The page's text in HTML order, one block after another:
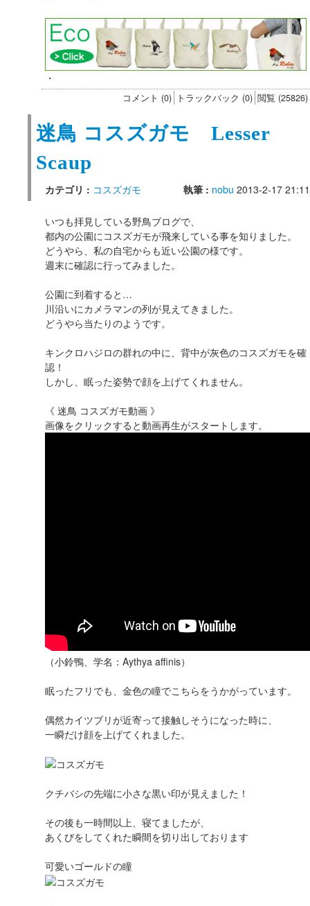
・
コメント (0) トラックバック (0) 閲覧 (25826)
迷鳥 コスズガモ Lesser
Scaup
カテゴリ : コスズガモ 執筆 : nobu 2013-2-17 21:11
いつも拝見している野鳥ブログで、
都内の公園にコスズガモが飛来している事を知りました。
どうやら、私の自宅からも近い公園の様です。
週末に確認に行ってみました。
公園に到着すると…
川沿いにカメラマンの列が見えてきました。
どうやら当たりのようです。
キンクロハジロの群れの中に、背中が灰色のコスズガモを確
認！
しかし、眠った姿勢で顔を上げてくれません。
《 迷鳥 コスズガモ動画 》
画像をクリックすると動画再生がスタートします。
（小鈴鴨、学名：Aythya affinis）
眠ったフリでも、金色の瞳でこちらをうかがっています。
偶然カイツブリが近寄って接触しそうになった時に、
一瞬だけ顔を上げてくれました。
クチバシの先端に小さな黒い印が見えました！
その後も一時間以上、寝てましたが、
あくびをしてくれた瞬間を切り出しております
可愛いゴールドの瞳